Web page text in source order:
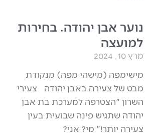
נוער אבן יהודה. בחירות
למועצה
מרץ 10, 2024
מישימפה (מישהי מפה) מנקודת
מבט של צעירה באבן יהודה צעירי
השרון "הצטרפה למערכת בת אבן
יהודה שתגיש פינה שבועית בעין
צעירה יותר!" מי? אני?